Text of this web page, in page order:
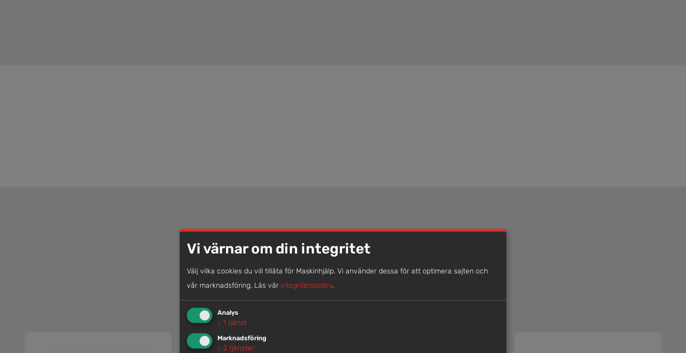
LIKNANDE MASKINER
Vi värnar om din integritet
Välj vilka cookies du vill tillåta för Maskinhjälp. Vi använder dessa för att optimera sajten och
vår marknadsföring. Läs vår integritetspolicy.
Analys
↓ 1 tjänst
Marknadsföring
↓ 2 tjänster